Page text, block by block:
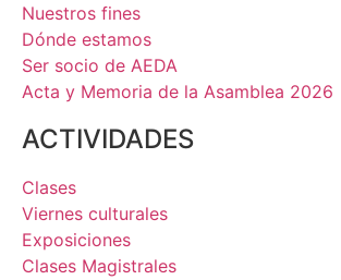
Nuestros fines
Dónde estamos
Ser socio de AEDA
Acta y Memoria de la Asamblea 2026
ACTIVIDADES
Clases
Viernes culturales
Exposiciones
Clases Magistrales